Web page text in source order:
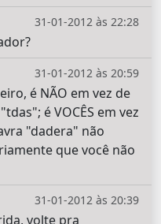
31-01-2012 às 22:28
31-01-2012 às 20:59
é NÃO em vez de
é VOCÊS em vez
"dadera" não
que você não
31-01-2012 às 20:39
volte pra